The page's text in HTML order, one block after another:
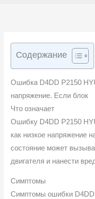
Содержание
Ошибка D4DD P2150
напряжение. Если блок
Что означает
Ошибку D4DD P2150
как низкое напряжение
состояние может
двигателя и нанести
Симптомы
Симптомы ошибки D4DD